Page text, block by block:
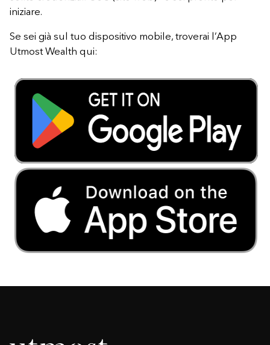
iniziare.
Se sei già sul tuo dispositivo mobile, troverai l’App
Utmost Wealth qui: